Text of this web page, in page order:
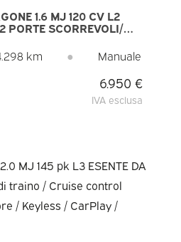
1.6 MJ 120 CV L2
PORTE SCORREVOLI/
km ● Manuale
6.950 €
IVA esclusa